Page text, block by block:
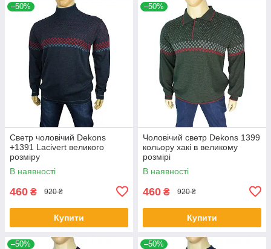
–50%
Светр чоловічий Dekons
+1391 Lacivert великого
розміру
В наявності
460 ₴ 920 ₴
Купити
–50%
Чоловічий светр Dekons 1399
кольору хакі в великому
розмірі
В наявності
460 ₴ 920 ₴
Купити
–50% –50%